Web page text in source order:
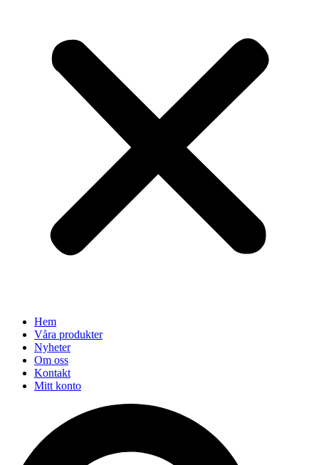
Hem
Våra produkter
Nyheter
Om oss
Kontakt
Mitt konto